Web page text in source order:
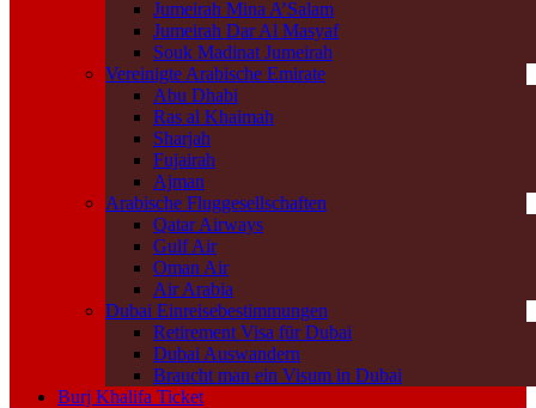
Jumeirah Mina A’Salam
Jumeirah Dar Al Masyaf
Souk Madinat Jumeirah
Vereinigte Arabische Emirate
Abu Dhabi
Ras al Khaimah
Sharjah
Fujairah
Ajman
Arabische Fluggesellschaften
Qatar Airways
Gulf Air
Oman Air
Air Arabia
Dubai Einreisebestimmungen
Retirement Visa für Dubai
Dubai Auswandern
Braucht man ein Visum in Dubai
Burj Khalifa Ticket